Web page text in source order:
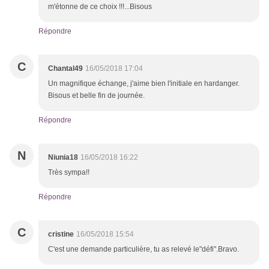
m'étonne de ce choix !!!...Bisous
Répondre
C Chantal49 16/05/2018 17:04
Un magnifique échange, j'aime bien l'initiale en hardanger.
Bisous et belle fin de journée.
Répondre
N Niunia18 16/05/2018 16:22
Très sympa!!
Répondre
C cristine 16/05/2018 15:54
C'est une demande particulière, tu as relevé le"défi".Bravo.